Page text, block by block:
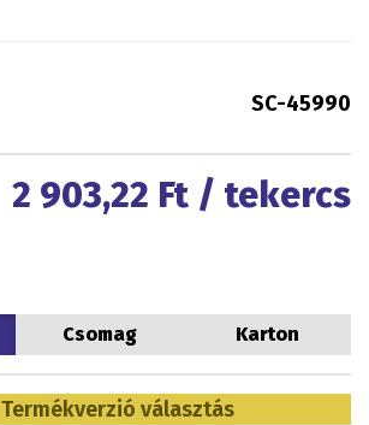
SC-45990
2 903,22 Ft / tekercs
Csomag Karton
Termékverzió választás